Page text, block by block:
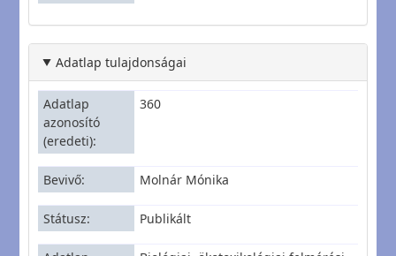
Adatlap tulajdonságai
Adatlap
azonosító
(eredeti)
360
Bevivő Molnár Mónika
Státusz Publikált